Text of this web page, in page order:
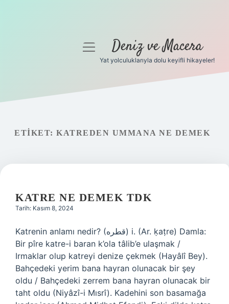
Gizlilik Politikası
menüyüDeniz ve Macera
Yat yolculuklarıyla dolu keyifli hikayeler!
ETIKET: KATREDEN UMMANA NE DEMEK
KATRE NE DEMEK TDK
Tarih: Kasım 8, 2024
Katrenin anlamı nedir? (ﻗﻄﺮﻩ) i. (Ar. ḳaṭre) Damla:
Bir pîre katre-i baran k’ola tâlib’e ulaşmak /
Irmaklar olup katreyi denize çekmek (Hayâlî Bey).
Bahçedeki yerim bana hayran olunacak bir şey
oldu / Bahçedeki zerrem bana hayran olunacak bir
taht oldu (Niyâzî-i Mısrî). Kadehini son basamağa